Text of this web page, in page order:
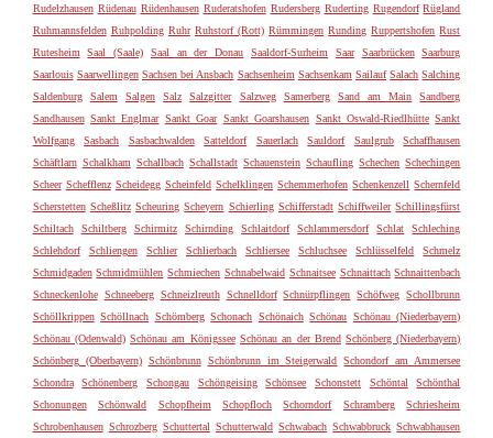
Rudelzhausen Rüdenau Rüdenhausen Ruderatshofen Rudersberg Ruderting Rugendorf Rügland
Ruhmannsfelden Ruhpolding Ruhr Ruhstorf (Rott) Rümmingen Runding Ruppertshofen Rust
Rutesheim
Saal (Saale) Saal an der Donau Saaldorf-Surheim Saar Saarbrücken
Saarburg
Saarlouis Saarwellingen Sachsen bei Ansbach Sachsenheim Sachsenkam Sailauf Salach Salching
Saldenburg
Salem Salgen Salz Salzgitter Salzweg Samerberg Sand am Main
Sandberg
Sandhausen Sankt Englmar Sankt Goar Sankt Goarshausen Sankt Oswald-Riedlhütte Sankt
Wolfgang
Sasbach Sasbachwalden Satteldorf Sauerlach Sauldorf Saulgrub
Schaffhausen
Schäftlarn Schalkham Schallbach Schallstadt Schauenstein Schaufling Schechen Schechingen
Scheer Schefflenz Scheidegg Scheinfeld Schelklingen Schemmerhofen Schenkenzell Schernfeld
Scherstetten Scheßlitz Scheuring Scheyern Schierling Schifferstadt Schiffweiler Schillingsfürst
Schiltach
Schiltberg Schirmitz Schirnding Schlaitdorf Schlammersdorf Schlat
Schleching
Schlehdorf
Schliengen Schlier Schlierbach Schliersee Schluchsee Schlüsselfeld
Schmelz
Schmidgaden Schmidmühlen Schmiechen Schnabelwaid Schnaitsee Schnaittach Schnaittenbach
Schneckenlohe Schneeberg Schneizlreuth Schnelldorf Schnürpflingen Schöfweg Schollbrunn
Schöllkrippen Schöllnach Schömberg Schonach Schönaich Schönau Schönau (Niederbayern)
Schönau (Odenwald) Schönau am Königssee Schönau an der Brend Schönberg (Niederbayern)
Schönberg (Oberbayern) Schönbrunn Schönbrunn im Steigerwald Schondorf am Ammersee
Schondra
Schönenberg Schongau Schöngeising Schönsee Schonstett Schöntal
Schönthal
Schonungen
Schönwald Schopfheim Schopfloch Schorndorf Schramberg
Schriesheim
Schrobenhausen Schrozberg Schuttertal Schutterwald Schwabach Schwabbruck Schwabhausen